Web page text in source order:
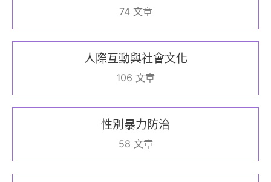
74 文章
人際互動與社會文化
106 文章
性別暴力防治
58 文章